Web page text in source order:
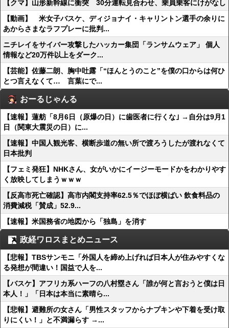
【クマ】山形新幹線に衝突 30分運転見合わせ、乗員乗客にけがなし
【動画】 米女子バスケ、ディジョナイ・キャリントン選手の余りに
あからさまなラフプレーに批判...
ニチレイをサイバー攻撃したハッカー集団「ランサムウェア」 個人
情報など20万件以上をダーク...
【芸能】佐藤二朗、胸中吐露「“ほんとうのこと”を僕の口からは何ひ
とつ言えなくて… 言葉にで...
おーるじゃんる
【速報】蓮舫「8月6日（原爆の日）に歯医者に行くな｣ →自分は9月1
日（関東大震災の日）に...
【速報】中国人観光客、横断歩道の無い所で渡ろうしたが渡れなくて
日本批判
【フェミ発狂】NHKさん、女がいかにイージーモードかをわかりやす
く放映してしまうｗｗｗ
【反高市死亡確認】高市内閣支持率62.5％でほぼ横ばい 飲食料品の
消費減税「賛成」52.9...
【速報】米国務省の地図から「独島」を消す
政経ワロスまとめニュース
【悲報】TBSサンモニ「外国人を締め上げれば日本人が住みやすくな
る発想が間違い！国益で人を...
【バスケ】アフリカ系ハーフの八村塁さん「誰が何と言おうと僕は日
本人！」「日本は本当に素晴ら...
【悲報】避難所の女さん「男性スタッフからナプキンや下着を受け取
りにくい！」と不満漏らす →...